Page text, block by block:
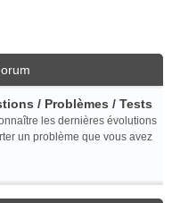
/ Problèmes / Tests
les dernières évolutions
un problème que vous avez